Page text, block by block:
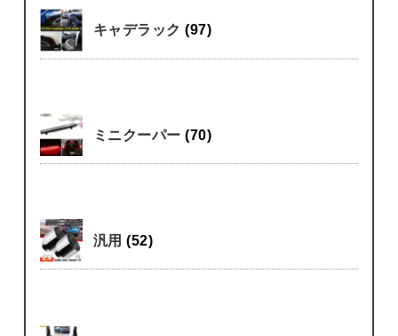
キャデラック(97)
ミニクーパー(70)
汎用(52)